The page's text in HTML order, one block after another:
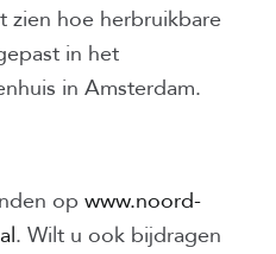
zien hoe herbruikbare
in het
in Amsterdam.
op www.noord-
. Wilt u ook bijdragen